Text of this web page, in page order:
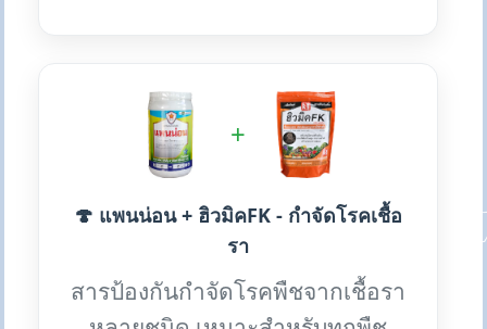
+
🍄 แพนน่อน + ฮิวมิคFK - กำจัดโรคเชื้อ
รา
สารป้องกันกำจัดโรคพืชจากเชื้อรา